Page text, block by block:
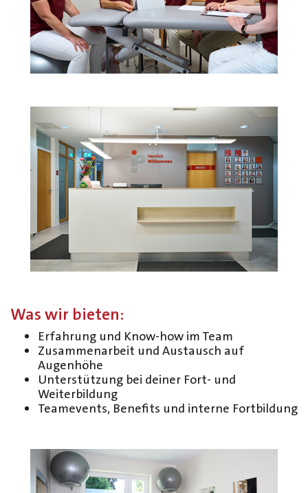
Was wir bieten:
Erfahrung und Know-how im Team
Zusammenarbeit und Austausch auf
Augenhöhe
Unterstützung bei deiner Fort- und
Weiterbildung
Teamevents, Benefits und interne Fortbildung